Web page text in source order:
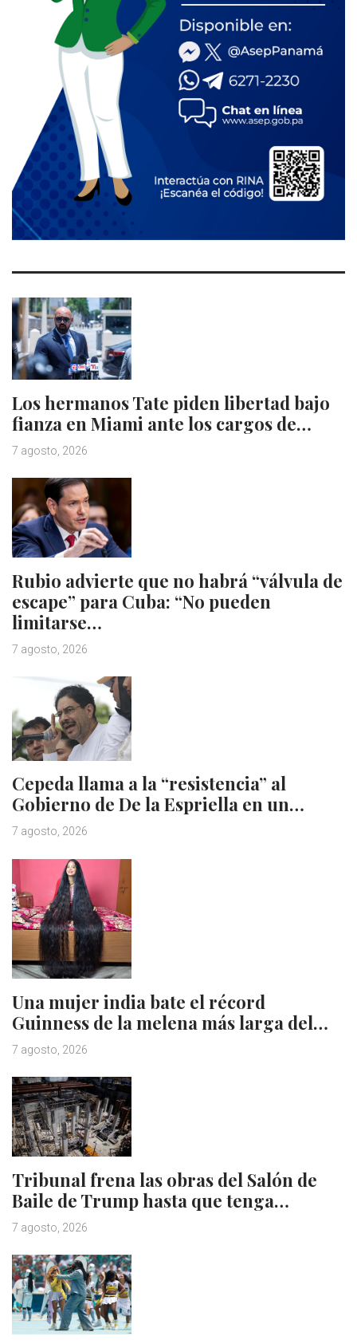
Los hermanos Tate piden libertad bajo
fianza en Miami ante los cargos de…
7 agosto, 2026
Rubio advierte que no habrá “válvula de
escape” para Cuba: “No pueden
limitarse…
7 agosto, 2026
Cepeda llama a la “resistencia” al
Gobierno de De la Espriella en un…
7 agosto, 2026
Una mujer india bate el récord
Guinness de la melena más larga del…
7 agosto, 2026
Tribunal frena las obras del Salón de
Baile de Trump hasta que tenga…
7 agosto, 2026